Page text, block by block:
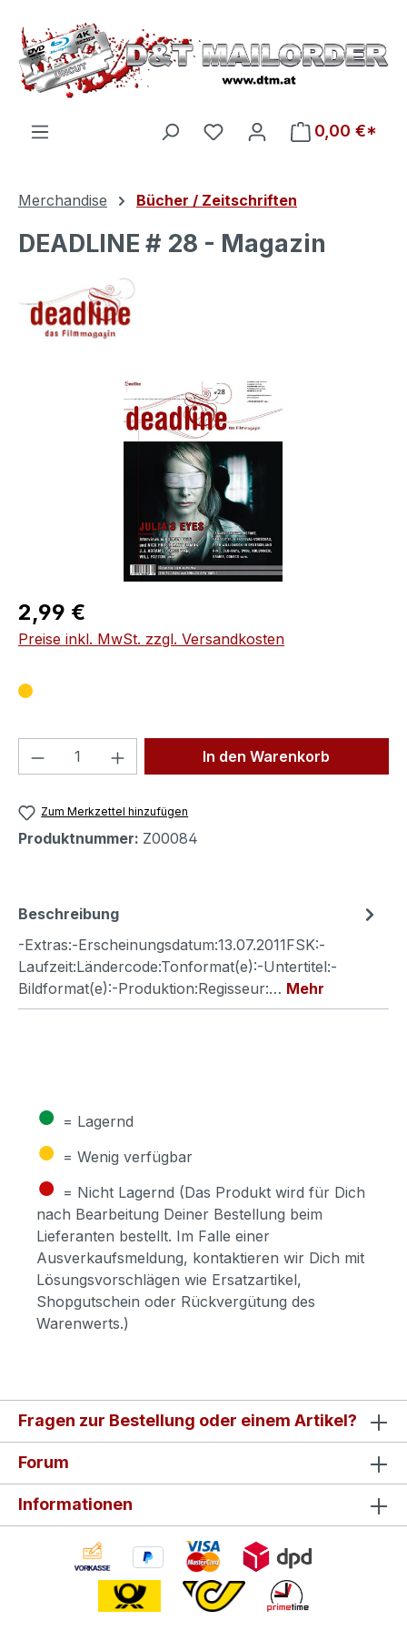
Zum Hauptinhalt springen
Du hast 0 Produkte auf
0,00 €*
Merchandise Bücher / Zeitschriften
DEADLINE # 28 - Magazin
Bildergalerie überspringen
Regulärer Preis:
2,99 €
Preise inkl. MwSt. zzgl. Versandkosten
Produkt Anzahl: Gib denIn den Warenkorb
Zum Merkzettel hinzufügen
Produktnummer: Z00084
Beschreibung
-Extras:-Erscheinungsdatum:13.07.2011FSK:-
Laufzeit:Ländercode:Tonformat(e):-Untertitel:-
Bildformat(e):-Produktion:Regisseur:… Mehr
● = Lagernd
● = Wenig verfügbar
● = Nicht Lagernd (Das Produkt wird für Dich
nach Bearbeitung Deiner Bestellung beim
Lieferanten bestellt. Im Falle einer
Ausverkaufsmeldung, kontaktieren wir Dich mit
Lösungsvorschlägen wie Ersatzartikel,
Shopgutschein oder Rückvergütung des
Warenwerts.)
Fragen zur Bestellung oder einem Artikel?
Forum
Informationen